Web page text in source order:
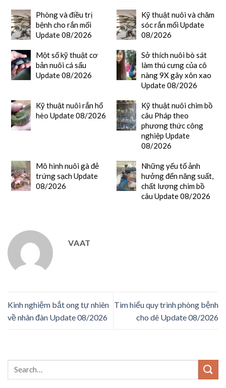
Phòng và điều trị
bệnh cho rắn mối
Update 08/2026
Kỹ thuật nuôi và chăm
sóc rắn mối Update
08/2026
Một số kỹ thuật cơ
bản nuôi cá sấu
Update 08/2026
Sở thích nuôi bò sát
làm thú cưng của cô
nàng 9X gây xôn xao
Update 08/2026
Kỹ thuật nuôi rắn hổ
hèo Update 08/2026
Kỹ thuật nuôi chim bồ
câu Pháp theo
phương thức công
nghiệp Update
08/2026
Mô hình nuôi gà đẻ
trứng sạch Update
08/2026
Những yếu tố ảnh
hưởng đến năng suất,
chất lượng chim bồ
câu Update 08/2026
VAAT
Kinh nghiệm bắt ong tự nhiên
về nhân đàn Update 08/2026
Tìm hiểu quy trình phòng bệnh
cho dê Update 08/2026